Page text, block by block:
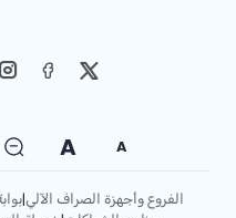
A
A
الفروع وأجهزة الصراف الآلي|